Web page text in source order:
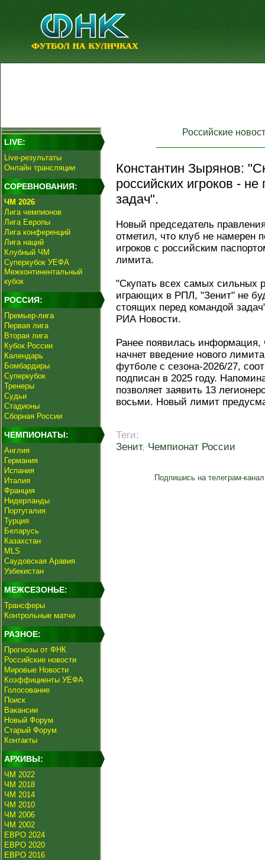
LIVE:
Live-результаты
Онлайн трансляции
СОРЕВНОВАНИЯ:
ЧМ 2026
Лига чемпионов
Лига Европы
Лига конференций
Лига наций
Клубный ЧМ
Суперкубок УЕФА
Межконтинентальный
кубок
РОССИЯ:
Премьер-лига
Первая лига
Вторая лига
Кубок России
Календарь
Бомбардиры
Суперкубок
Тренеры
Судьи
Стадионы
Сборная России
ЧЕМПИОНАТЫ:
Англия
Германия
Испания
Италия
Франция
Нидерланды
Португалия
Турция
Беларусь
Казахстан
MLS
Саудовская Аравия
Узбекистан
МЕЖСЕЗОНЬЕ:
Трансферы
Контрольные матчи
РАЗНОЕ:
Прогнозы от ФНК
Российские новости
Мировые Новости
Коэффициенты УЕФА
Голосование
Поиск
Вакансии
Новый Форум
Старый Форум
Контакты
АРХИВЫ:
ЧМ 2022
ЧМ 2018
ЧМ 2014
ЧМ 2010
ЧМ 2006
ЧМ 2002
ЕВРО 2024
ЕВРО 2020
ЕВРО 2016
Российские
Константин Зырянов:
российских игроков -
задач".
Новый председатель
отметил, что клуб не намерен
игроков с российским
лимита.
"Скупать всех самых сильных
играющих в РПЛ, "Зенит" не
стоящих перед командой
РИА Новости.
Ранее появилась информация,
начнет введение нового
футболе с сезона-2026/27,
подписан в 2025 году.
позволяет заявить 13
восьми. Новый лимит
Теги:
Зенит, Чемпионат России
Подпишись на телеграм-